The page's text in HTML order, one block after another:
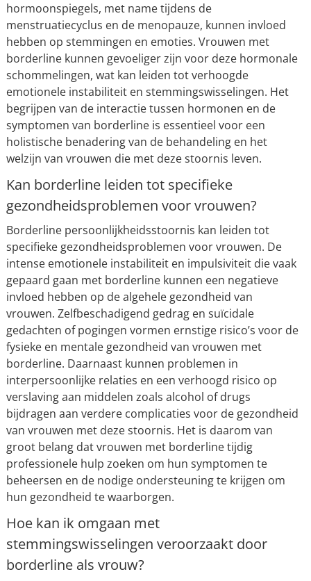
hormoonspiegels, met name tijdens de
menstruatiecyclus en de menopauze, kunnen invloed
hebben op stemmingen en emoties. Vrouwen met
borderline kunnen gevoeliger zijn voor deze hormonale
schommelingen, wat kan leiden tot verhoogde
emotionele instabiliteit en stemmingswisselingen. Het
begrijpen van de interactie tussen hormonen en de
symptomen van borderline is essentieel voor een
holistische benadering van de behandeling en het
welzijn van vrouwen die met deze stoornis leven.
Kan borderline leiden tot specifieke
gezondheidsproblemen voor vrouwen?
Borderline persoonlijkheidsstoornis kan leiden tot
specifieke gezondheidsproblemen voor vrouwen. De
intense emotionele instabiliteit en impulsiviteit die vaak
gepaard gaan met borderline kunnen een negatieve
invloed hebben op de algehele gezondheid van
vrouwen. Zelfbeschadigend gedrag en suïcidale
gedachten of pogingen vormen ernstige risico’s voor de
fysieke en mentale gezondheid van vrouwen met
borderline. Daarnaast kunnen problemen in
interpersoonlijke relaties en een verhoogd risico op
verslaving aan middelen zoals alcohol of drugs
bijdragen aan verdere complicaties voor de gezondheid
van vrouwen met deze stoornis. Het is daarom van
groot belang dat vrouwen met borderline tijdig
professionele hulp zoeken om hun symptomen te
beheersen en de nodige ondersteuning te krijgen om
hun gezondheid te waarborgen.
Hoe kan ik omgaan met
stemmingswisselingen veroorzaakt door
borderline als vrouw?